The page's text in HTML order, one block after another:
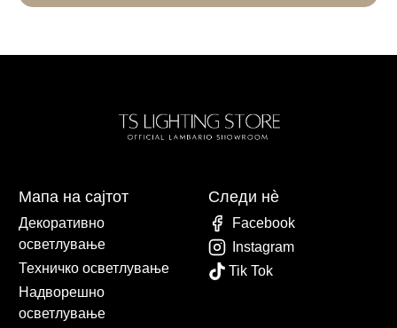
Мапа на сајтот
Декоративно
осветлување
Техничко осветлување
Надворешно
осветлување
Следи нè
Facebook
Instagram
Tik Tok